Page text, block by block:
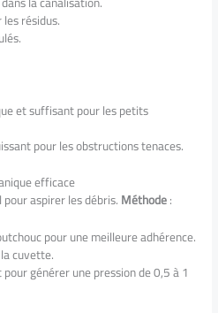
résidus.
et suffisant pour les petits
pour les obstructions tenaces.
efficace
aspirer les débris.Méthode:
pour une meilleure adhérence.
cuvette.
générer une pression de 0,5 à 1